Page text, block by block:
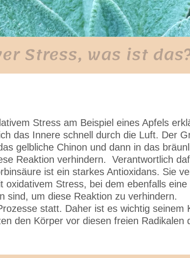
Stress, was ist
Stress am Beispiel eines Apfels
das Innere schnell durch die Luft. Der
gelbliche Chinon und dann in das
Reaktion verhindern. Verantwortlich
ist ein starkes Antioxidans. Sie
Stress, bei dem ebenfalls
sind, um diese Reaktion zu verhindern.
statt. Daher ist es wichtig seinem
den Körper vor diesen freien Radikalen